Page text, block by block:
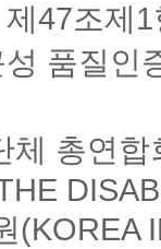
제47조
품질인
체 총연
(KOREA